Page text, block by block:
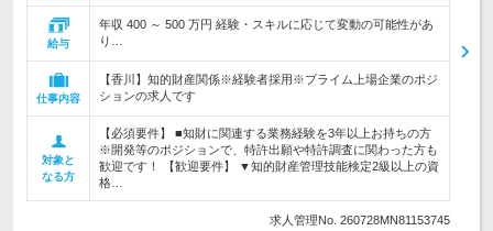
給与
年収 400 ～ 500 万円 経験・スキルに応じて変動の可能性があ
り…
仕事内容
【香川】知的財産関係※経験者採用※プライム上場企業のポジ
ションの求人です
対象と
なる方
【必須要件】 ■知財に関連する業務経験を3年以上お持ちの方
※開発等のポジションで、特許出願や特許調査に関わった方も
歓迎です！ 【歓迎要件】 ▼知的財産管理技能検定2級以上の資
格…
求人管理No. 260728MN81153745